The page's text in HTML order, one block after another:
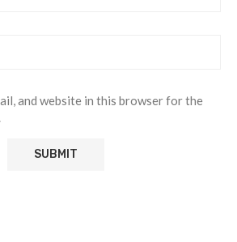
and website in this browser for the